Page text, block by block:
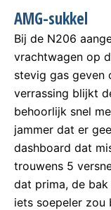
AMG-sukkel
Bij de N206
vrachtwagen op
stevig gas geven
verrassing blijkt
behoorlijk snel
jammer dat er
dashboard dat
trouwens 5
dat prima, de
iets soepeler zou